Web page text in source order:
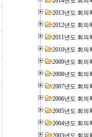
2013년도 회의
2012년도 회의
2011년도 회의
2010년도 회의
2009년도 회의
2008년도 회의
2007년도 회의
2006년도 회의
2005년도 회의
2004년도 회의
2003년도 회의